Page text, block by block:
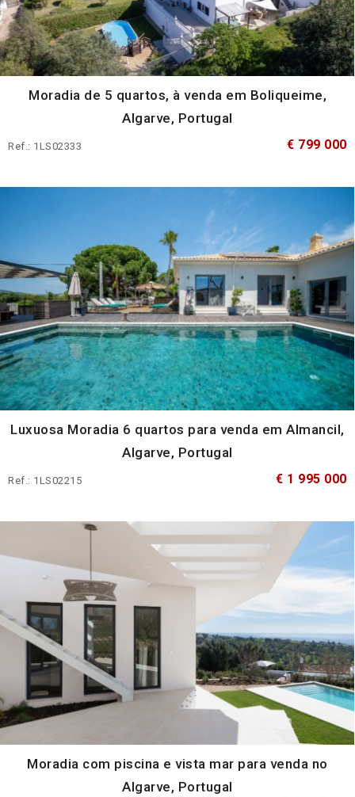
Moradia de 5 quartos, à venda em Boliqueime,
Algarve, Portugal
Ref.: 1LS02333 € 799 000
Luxuosa Moradia 6 quartos para venda em Almancil,
Algarve, Portugal
Ref.: 1LS02215 € 1 995 000
Moradia com piscina e vista mar para venda no
Algarve, Portugal